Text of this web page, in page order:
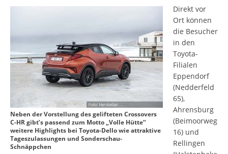
Neben der Vorstellung des gelifteten Crossovers
C-HR gibt’s passend zum Motto „Volle Hütte“
weitere Highlights bei Toyota-Dello wie attraktive
Tageszulassungen und Sonderschau-
Schnäppchen
Direkt vor
Ort können
die Besucher
in den
Toyota-
Filialen
Eppendorf
(Nedderfeld
65),
Ahrensburg
(Beimoorweg
16) und
Rellingen